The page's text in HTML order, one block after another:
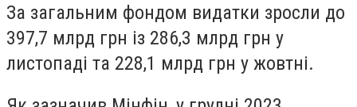
За загальним фондом видатки зросли до
397,7 млрд грн із 286,3 млрд грн у
листопаді та 228,1 млрд грн у жовтні.